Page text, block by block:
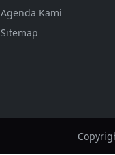
Agenda Kami
Sitemap